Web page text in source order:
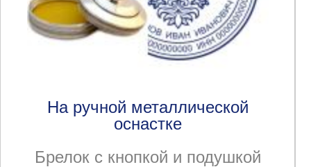
На ручной металлической
оснастке
Брелок с кнопкой и подушкой